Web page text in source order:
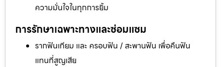
ความมั่นใจในทุกการยิ้ม
การรักษาเฉพาะทางและซ่อมแซม
รากฟันเทียม และ ครอบฟัน / สะพานฟัน เพื่อคืนฟัน
แทนที่สูญเสีย